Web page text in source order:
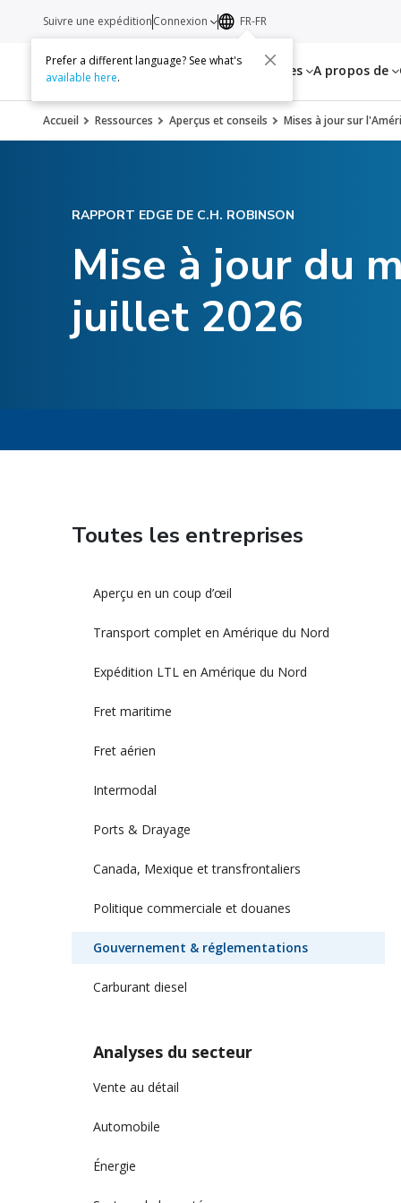
Services Ressources A propos de
Suivre une expéditionConnexion FR-FR
Prefer a different language? See what's
available here.
Accueil Ressources Aperçus et conseils Mises à jour sur
RAPPORT EDGE DE C.H. ROBINSON
Mise à jour du
juillet 2026
Toutes les entreprises
Aperçu en un coup d’œil
Transport complet en Amérique du Nord
Expédition LTL en Amérique du Nord
Fret maritime
Fret aérien
Intermodal
Ports & Drayage
Canada, Mexique et transfrontaliers
Politique commerciale et douanes
Gouvernement & réglementations
Carburant diesel
Analyses du secteur
Vente au détail
Automobile
Énergie